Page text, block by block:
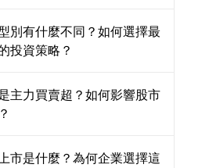
別有什麼不同？如何選擇最
投資策略？
主力買賣超？如何影響股市
市是什麼？為何企業選擇這